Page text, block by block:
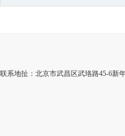
联系地扯：北京市武昌区武珞路45-6新